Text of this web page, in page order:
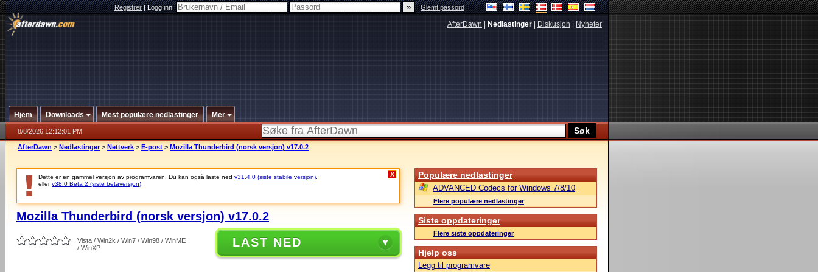
Registrer|Logg inn: |Glemt passord
AfterDawn Nedlastinger Diskusjon Nyheter
Hjem Downloads Mest populære nedlastinger Mer
8/8/2026 12:12:01 PM
AfterDawn > Nedlastinger > Nettverk > E-post > Mozilla Thunderbird (norsk versjon) v17.0.2
Dette er en gammel versjon av programvaren. Du kan også laste ned v31.4.0 (siste stabile versjon)
ellerv38.0 Beta 2 (siste betaversjon)
X
Mozilla Thunderbird (norsk versjon) v17.0.2
Vista / Win2k / Win7 / Win98 / WinME
/ WinXP
LAST NED
Populære nedlastinger
ADVANCED Codecs for Windows 7/8/10
Flere populære nedlastinger
Siste oppdateringer
Flere siste oppdateringer
Hjelp oss
Legg til programvare